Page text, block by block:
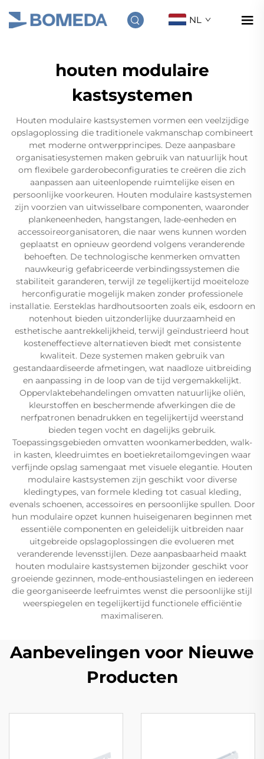
NL
houten modulaire
kastsystemen
Houten modulaire kastsystemen vormen een veelzijdige
opslagoplossing die traditionele vakmanschap combineert
met moderne ontwerpprincipes. Deze aanpasbare
organisatiesystemen maken gebruik van natuurlijk hout
om flexibele garderobeconfiguraties te creëren die zich
aanpassen aan uiteenlopende ruimtelijke eisen en
persoonlijke voorkeuren. Houten modulaire kastsystemen
zijn voorzien van uitwisselbare componenten, waaronder
plankeneenheden, hangstangen, lade-eenheden en
accessoireorganisatoren, die naar wens kunnen worden
geplaatst en opnieuw geordend volgens veranderende
behoeften. De technologische kenmerken omvatten
nauwkeurig gefabriceerde verbindingssystemen die
stabiliteit garanderen, terwijl ze tegelijkertijd moeiteloze
herconfiguratie mogelijk maken zonder professionele
installatie. Eersteklas hardhoutsoorten zoals eik, esdoorn en
notenhout bieden uitzonderlijke duurzaamheid en
esthetische aantrekkelijkheid, terwijl geïndustrieerd hout
kosteneffectieve alternatieven biedt met consistente
kwaliteit. Deze systemen maken gebruik van
gestandaardiseerde afmetingen, wat naadloze uitbreiding
en aanpassing in de loop van de tijd vergemakkelijkt.
Oppervlaktebehandelingen omvatten natuurlijke oliën,
kleurstoffen en beschermende afwerkingen die de
nerfpatronen benadrukken en tegelijkertijd weerstand
bieden tegen vocht en dagelijks gebruik.
Toepassingsgebieden omvatten woonkamerbedden, walk-
in kasten, kleedruimtes en boetiekretailomgevingen waar
verfijnde opslag samengaat met visuele elegantie. Houten
modulaire kastsystemen zijn geschikt voor diverse
kledingtypes, van formele kleding tot casual kleding,
evenals schoenen, accessoires en persoonlijke spullen. Door
hun modulaire opzet kunnen huiseigenaren beginnen met
essentiële componenten en geleidelijk uitbreiden naar
uitgebreide opslagoplossingen die evolueren met
veranderende levensstijlen. Deze aanpasbaarheid maakt
houten modulaire kastsystemen bijzonder geschikt voor
groeiende gezinnen, mode-enthousiastelingen en iedereen
die georganiseerde leefruimtes wenst die persoonlijke stijl
weerspiegelen en tegelijkertijd functionele efficiëntie
maximaliseren.
Aanbevelingen voor Nieuwe
Producten